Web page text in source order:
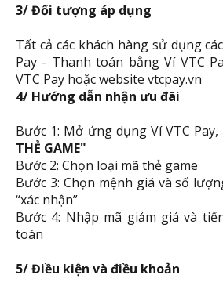
3/ Đối tượng áp dụng
Tất cả các khách hàng sử dụng
Pay - Thanh toán bằng Ví VTC
VTC Pay hoặc website vtcpay.vn
4/ Hướng dẫn nhận ưu đãi
Bước 1: Mở ứng dụng Ví VTC
THẺ GAME"
Bước 2: Chọn loại mã thẻ game
Bước 3: Chọn mệnh giá và số
“xác nhận”
Bước 4: Nhập mã giảm giá và
toán
5/ Điều kiện và điều khoản